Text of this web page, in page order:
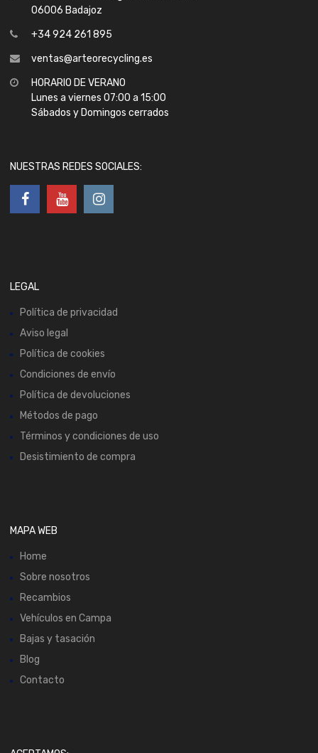
06006 Badajoz
+34 924 261 895
ventas@arteorecycling.es
HORARIO DE VERANO
Lunes a viernes 07:00 a 15:00
Sábados y Domingos cerrados
NUESTRAS REDES SOCIALES:
LEGAL
Política de privacidad
Aviso legal
Política de cookies
Condiciones de envío
Política de devoluciones
Métodos de pago
Términos y condiciones de uso
Desistimiento de compra
MAPA WEB
Home
Sobre nosotros
Recambios
Vehículos en Campa
Bajas y tasación
Blog
Contacto